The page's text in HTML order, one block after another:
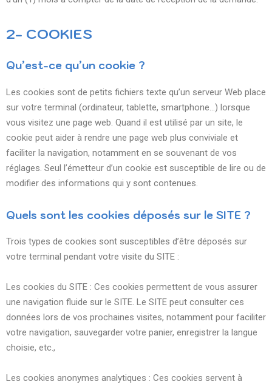
2- COOKIES
Qu’est-ce qu’un cookie ?
Les cookies sont de petits fichiers texte qu’un serveur Web place
sur votre terminal (ordinateur, tablette, smartphone…) lorsque
vous visitez une page web. Quand il est utilisé par un site, le
cookie peut aider à rendre une page web plus conviviale et
faciliter la navigation, notamment en se souvenant de vos
réglages. Seul l’émetteur d’un cookie est susceptible de lire ou de
modifier des informations qui y sont contenues.
Quels sont les cookies déposés sur le SITE ?
Trois types de cookies sont susceptibles d’être déposés sur
votre terminal pendant votre visite du SITE :
Les cookies du SITE : Ces cookies permettent de vous assurer
une navigation fluide sur le SITE. Le SITE peut consulter ces
données lors de vos prochaines visites, notamment pour faciliter
votre navigation, sauvegarder votre panier, enregistrer la langue
choisie, etc.,
Les cookies anonymes analytiques : Ces cookies servent à